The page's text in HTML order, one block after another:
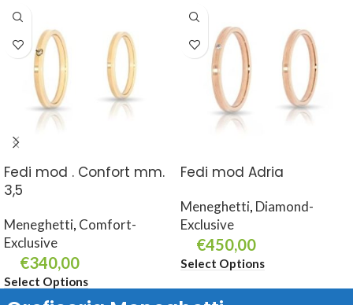
Fedi mod . Confort mm.
3,5
Meneghetti, Comfort-
Exclusive
€340,00
Select Options
Fedi mod Adria
Meneghetti, Diamond-
Exclusive
€450,00
Select Options